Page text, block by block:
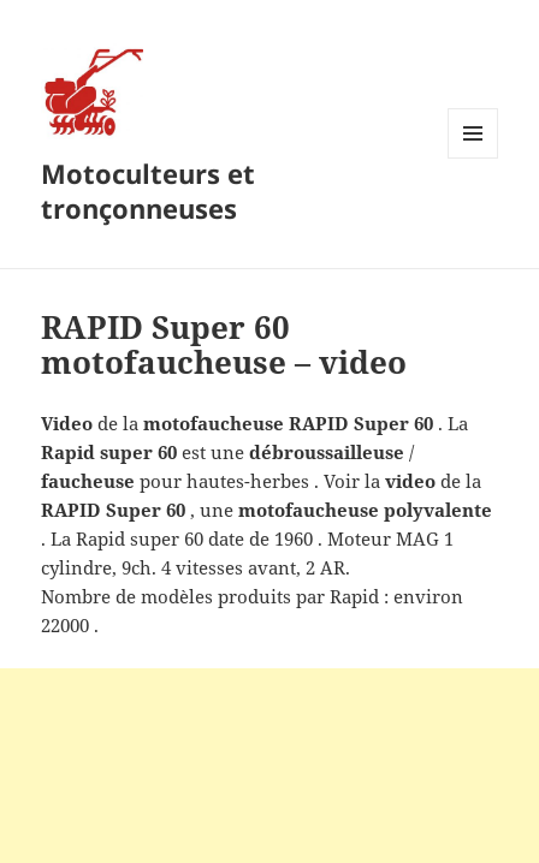
Motoculteurs et
tronçonneuses
RAPID Super 60
motofaucheuse – video
Video de lamotofaucheuse RAPID Super 60 . La
Rapid super 60 est unedébroussailleuse/
faucheusepour hautes-herbes . Voir lavideode la
RAPID Super 60 , unemotofaucheuse polyvalente
. La Rapid super 60 date de 1960 . Moteur MAG 1
cylindre, 9ch. 4 vitesses avant, 2 AR.
Nombre de modèles produits par Rapid : environ
22000 .